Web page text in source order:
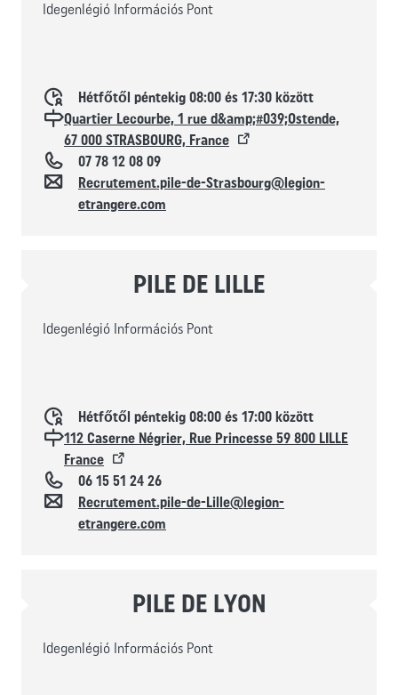
Idegenlégió Információs Pont
Horaires d'ouverture
Hétfőtől péntekig 08:00 és 17:30 között
Localisation
Quartier Lecourbe, 1 rue d&amp;#039;Ostende,
67 000 STRASBOURG, France
Téléphone
07 78 12 08 09
Kapcsolat
Recrutement.pile-de-Strasbourg@legion-
etrangere.com
PILE DE LILLE
Idegenlégió Információs Pont
Horaires d'ouverture
Hétfőtől péntekig 08:00 és 17:00 között
Localisation
112 Caserne Négrier, Rue Princesse 59 800 LILLE
France
Téléphone
06 15 51 24 26
Kapcsolat
Recrutement.pile-de-Lille@legion-
etrangere.com
PILE DE LYON
Idegenlégió Információs Pont